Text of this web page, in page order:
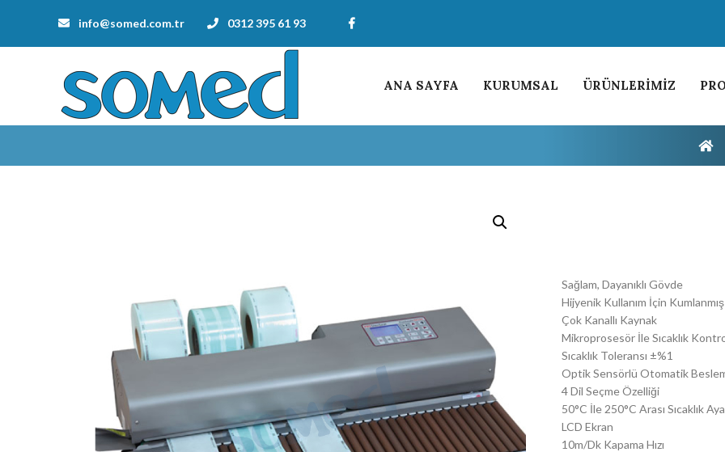
info@somed.com.tr 0312 395 61 93
ANA SAYFA KURUMSAL ÜRÜNLERİMİZ
Sağlam, Dayanıklı Gövde
Hijyenik Kullanım İçin
Çok Kanallı Kaynak
Mikroprosesör İle Sıcaklık
Sıcaklık Toleransı ±%1
Optik Sensörlü Otomatik
4 Dil Seçme Özelliği
50°C İle 250°C Arası Sıcaklık
LCD Ekran
10m/Dk Kapama Hızı